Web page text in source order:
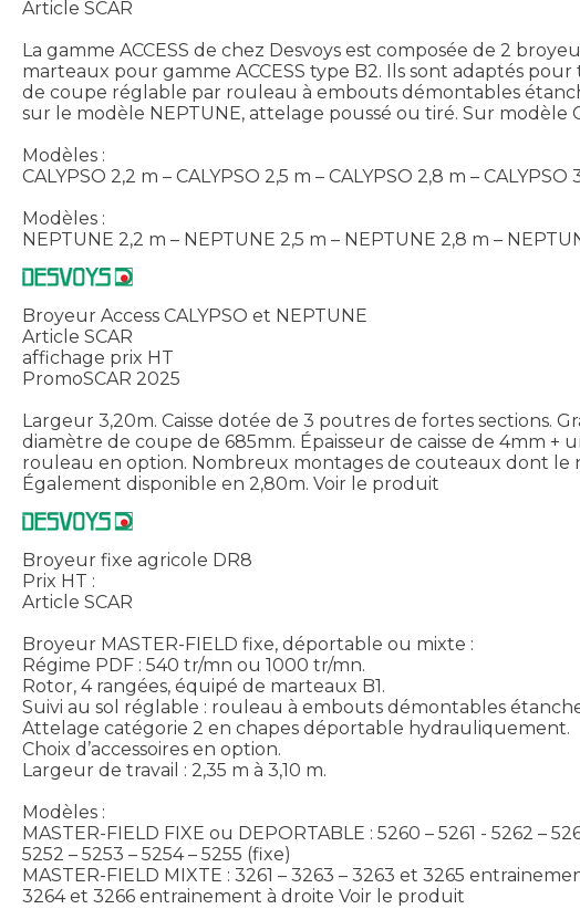
Article SCAR
La gamme ACCESS de chez Desvoys est composée de 2
marteaux pour gamme ACCESS type B2. Ils sont adaptés
de coupe réglable par rouleau à embouts démontables
sur le modèle NEPTUNE, attelage poussé ou tiré. Sur
Modèles :
CALYPSO 2,2 m – CALYPSO 2,5 m – CALYPSO 2,8 m – CALYPSO
Modèles :
NEPTUNE 2,2 m – NEPTUNE 2,5 m – NEPTUNE 2,8 m –
Broyeur Access CALYPSO et NEPTUNE
Article SCAR
affichage prix HT
PromoSCAR 2025
Largeur 3,20m. Caisse dotée de 3 poutres de fortes
diamètre de coupe de 685mm. Épaisseur de caisse de 4mm
rouleau en option. Nombreux montages de couteaux dont le
Également disponible en 2,80m. Voir le produit
Broyeur fixe agricole DR8
Prix HT :
Article SCAR
Broyeur MASTER-FIELD fixe, déportable ou mixte :
Régime PDF : 540 tr/mn ou 1000 tr/mn.
Rotor, 4 rangées, équipé de marteaux B1.
Suivi au sol réglable : rouleau à embouts démontables
Attelage catégorie 2 en chapes déportable hydrauliquement.
Choix d’accessoires en option.
Largeur de travail : 2,35 m à 3,10 m.
Modèles :
MASTER-FIELD FIXE ou DEPORTABLE : 5260 – 5261 - 5262 –
5252 – 5253 – 5254 – 5255 (fixe)
MASTER-FIELD MIXTE : 3261 – 3263 – 3263 et 3265
3264 et 3266 entrainement à droite Voir le produit